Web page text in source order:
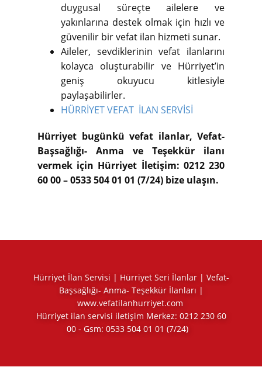
duygusal süreçte ailelere ve
yakınlarına destek olmak için hızlı ve
güvenilir bir vefat ilan hizmeti sunar.
Aileler, sevdiklerinin vefat ilanlarını
kolayca oluşturabilir ve Hürriyet’in
geniş okuyucu kitlesiyle
paylaşabilirler.
HÜRRİYET VEFAT İLAN SERVİSİ
Hürriyet bugünkü vefat ilanlar, Vefat-
Başsağlığı- Anma ve Teşekkür ilanı
vermek için Hürriyet İletişim: 0212 230
60 00 – 0533 504 01 01 (7/24) bize ulaşın.
Hürriyet İlan Servisi | Hürriyet Seri İlanlar | Vefat-
Başsağlığı- Anma- Teşekkür İlanları |
www.vefatilanhurriyet.com
Hürriyet ilan servisi iletişim Merkez: 0212 230 60
00 - Gsm: 0533 504 01 01 (7/24)